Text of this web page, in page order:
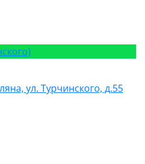
ул. Турчинского, д.55